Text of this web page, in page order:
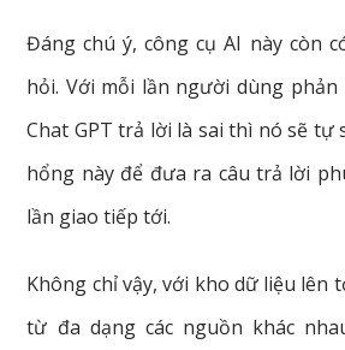
Đáng chú ý, công cụ AI này còn
hỏi. Với mỗi lần người dùng
Chat GPT trả lời là sai thì nó sẽ tự
hổng này để đưa ra câu trả lời
lần giao tiếp tới.
Không chỉ vậy, với kho dữ liệu lên
từ đa dạng các nguồn khác